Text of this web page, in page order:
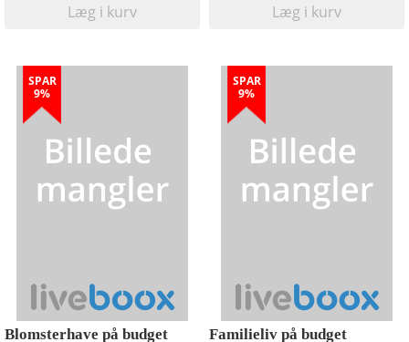
Læg i kurv Læg i kurv
SPAR
9%
Blomsterhave på budget
SPAR
9%
Familieliv på budget